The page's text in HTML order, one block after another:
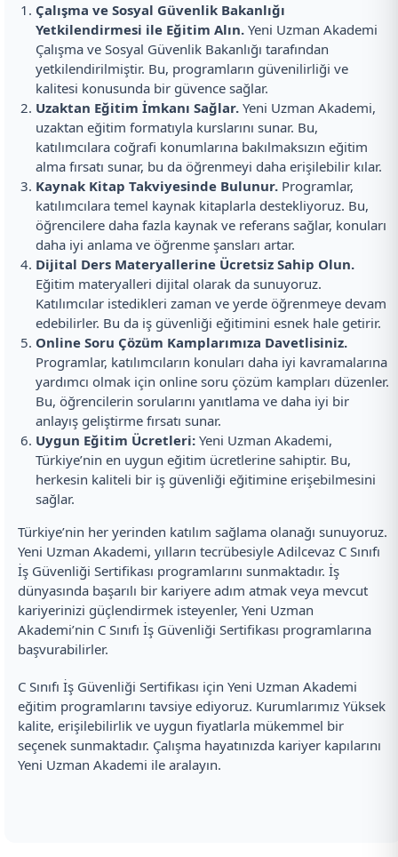
Çalışma ve Sosyal Güvenlik Bakanlığı
Yetkilendirmesi ile Eğitim Alın. Yeni Uzman Akademi
Çalışma ve Sosyal Güvenlik Bakanlığı tarafından
yetkilendirilmiştir. Bu, programların güvenilirliği ve
kalitesi konusunda bir güvence sağlar.
Uzaktan Eğitim İmkanı Sağlar. Yeni Uzman Akademi,
uzaktan eğitim formatıyla kurslarını sunar. Bu,
katılımcılara coğrafi konumlarına bakılmaksızın eğitim
alma fırsatı sunar, bu da öğrenmeyi daha erişilebilir kılar.
Kaynak Kitap Takviyesinde Bulunur. Programlar,
katılımcılara temel kaynak kitaplarla destekliyoruz. Bu,
öğrencilere daha fazla kaynak ve referans sağlar, konuları
daha iyi anlama ve öğrenme şansları artar.
Dijital Ders Materyallerine Ücretsiz Sahip Olun.
Eğitim materyalleri dijital olarak da sunuyoruz.
Katılımcılar istedikleri zaman ve yerde öğrenmeye devam
edebilirler. Bu da iş güvenliği eğitimini esnek hale getirir.
Online Soru Çözüm Kamplarımıza Davetlisiniz.
Programlar, katılımcıların konuları daha iyi kavramalarına
yardımcı olmak için online soru çözüm kampları düzenler.
Bu, öğrencilerin sorularını yanıtlama ve daha iyi bir
anlayış geliştirme fırsatı sunar.
Uygun Eğitim Ücretleri: Yeni Uzman Akademi,
Türkiye’nin en uygun eğitim ücretlerine sahiptir. Bu,
herkesin kaliteli bir iş güvenliği eğitimine erişebilmesini
sağlar.
Türkiye’nin her yerinden katılım sağlama olanağı sunuyoruz.
Yeni Uzman Akademi, yılların tecrübesiyle Adilcevaz C Sınıfı
İş Güvenliği Sertifikası programlarını sunmaktadır. İş
dünyasında başarılı bir kariyere adım atmak veya mevcut
kariyerinizi güçlendirmek isteyenler, Yeni Uzman
Akademi’nin C Sınıfı İş Güvenliği Sertifikası programlarına
başvurabilirler.
C Sınıfı İş Güvenliği Sertifikası için Yeni Uzman Akademi
eğitim programlarını tavsiye ediyoruz. Kurumlarımız Yüksek
kalite, erişilebilirlik ve uygun fiyatlarla mükemmel bir
seçenek sunmaktadır. Çalışma hayatınızda kariyer kapılarını
Yeni Uzman Akademi ile aralayın.